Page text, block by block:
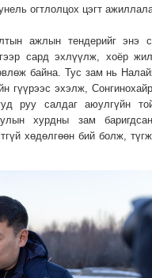
огтлолцох цэгт
ажлын тендерийг энэ
сард эхлүүлж, хоёр
байна. Тус зам нь
гүүрээс эхэлж,
руу салдаг аюулгүйн
хурдны зам
хөдөлгөөн бий болж,